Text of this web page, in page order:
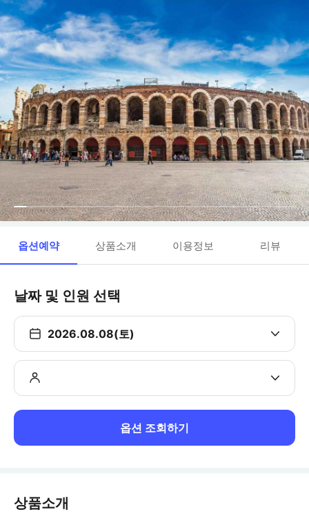
옵션예약 상품소개 이용정보 리뷰
날짜 및 인원 선택
2026.08.08(토)
옵션 조회하기
상품소개